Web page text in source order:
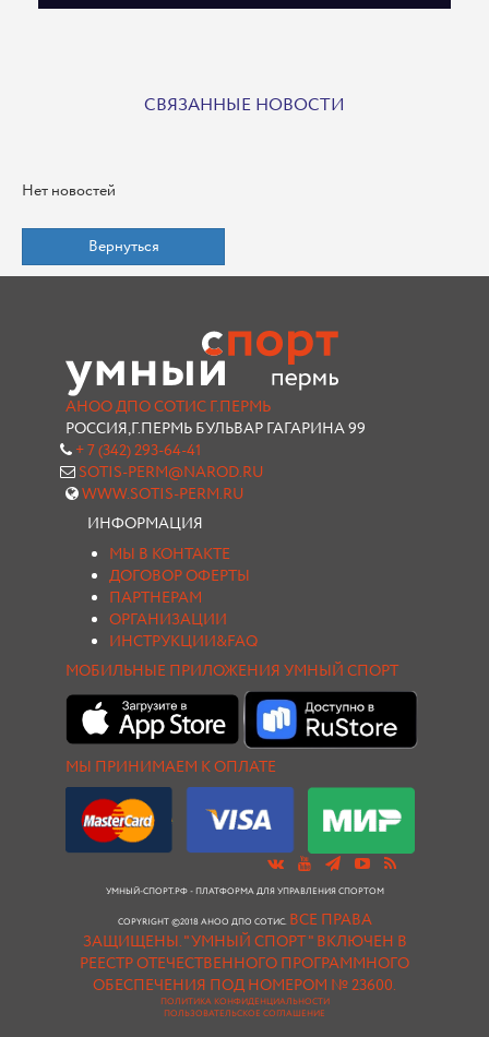
СВЯЗАННЫЕ НОВОСТИ
Нет новостей
Вернуться
АНОО ДПО СОТИС Г.ПЕРМЬ
РОССИЯ,Г.ПЕРМЬ БУЛЬВАР ГАГАРИНА 99
+ 7 (342) 293-64-41
SOTIS-PERM@NAROD.RU
WWW.SOTIS-PERM.RU
ИНФОРМАЦИЯ
МЫ В КОНТАКТЕ
ДОГОВОР ОФЕРТЫ
ПАРТНЕРАМ
ОРГАНИЗАЦИИ
ИНСТРУКЦИИ&FAQ
МОБИЛЬНЫЕ ПРИЛОЖЕНИЯ УМНЫЙ СПОРТ
МЫ ПРИНИМАЕМ К ОПЛАТЕ
УМНЫЙ-СПОРТ.РФ - ПЛАТФОРМА ДЛЯ УПРАВЛЕНИЯ СПОРТОМ
COPYRIGHT ©2018 АНОО ДПО СОТИС. ВСЕ ПРАВА
ЗАЩИЩЕНЫ."УМНЫЙ СПОРТ " ВКЛЮЧЕН В
РЕЕСТР ОТЕЧЕСТВЕННОГО ПРОГРАММНОГО
ОБЕСПЕЧЕНИЯ ПОД НОМЕРОМ № 23600.
ПОЛИТИКА КОНФИДЕНЦИАЛЬНОСТИ
ПОЛЬЗОВАТЕЛЬСКОЕ СОГЛАШЕНИЕ